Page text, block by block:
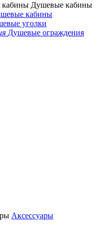
Душевые кабины
кабины
уголки
Душевые ограждения
Аксессуары